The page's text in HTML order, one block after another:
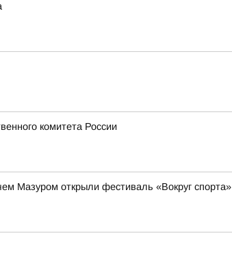
комитета России
Мазуром открыли фестиваль «Вокруг спорта»